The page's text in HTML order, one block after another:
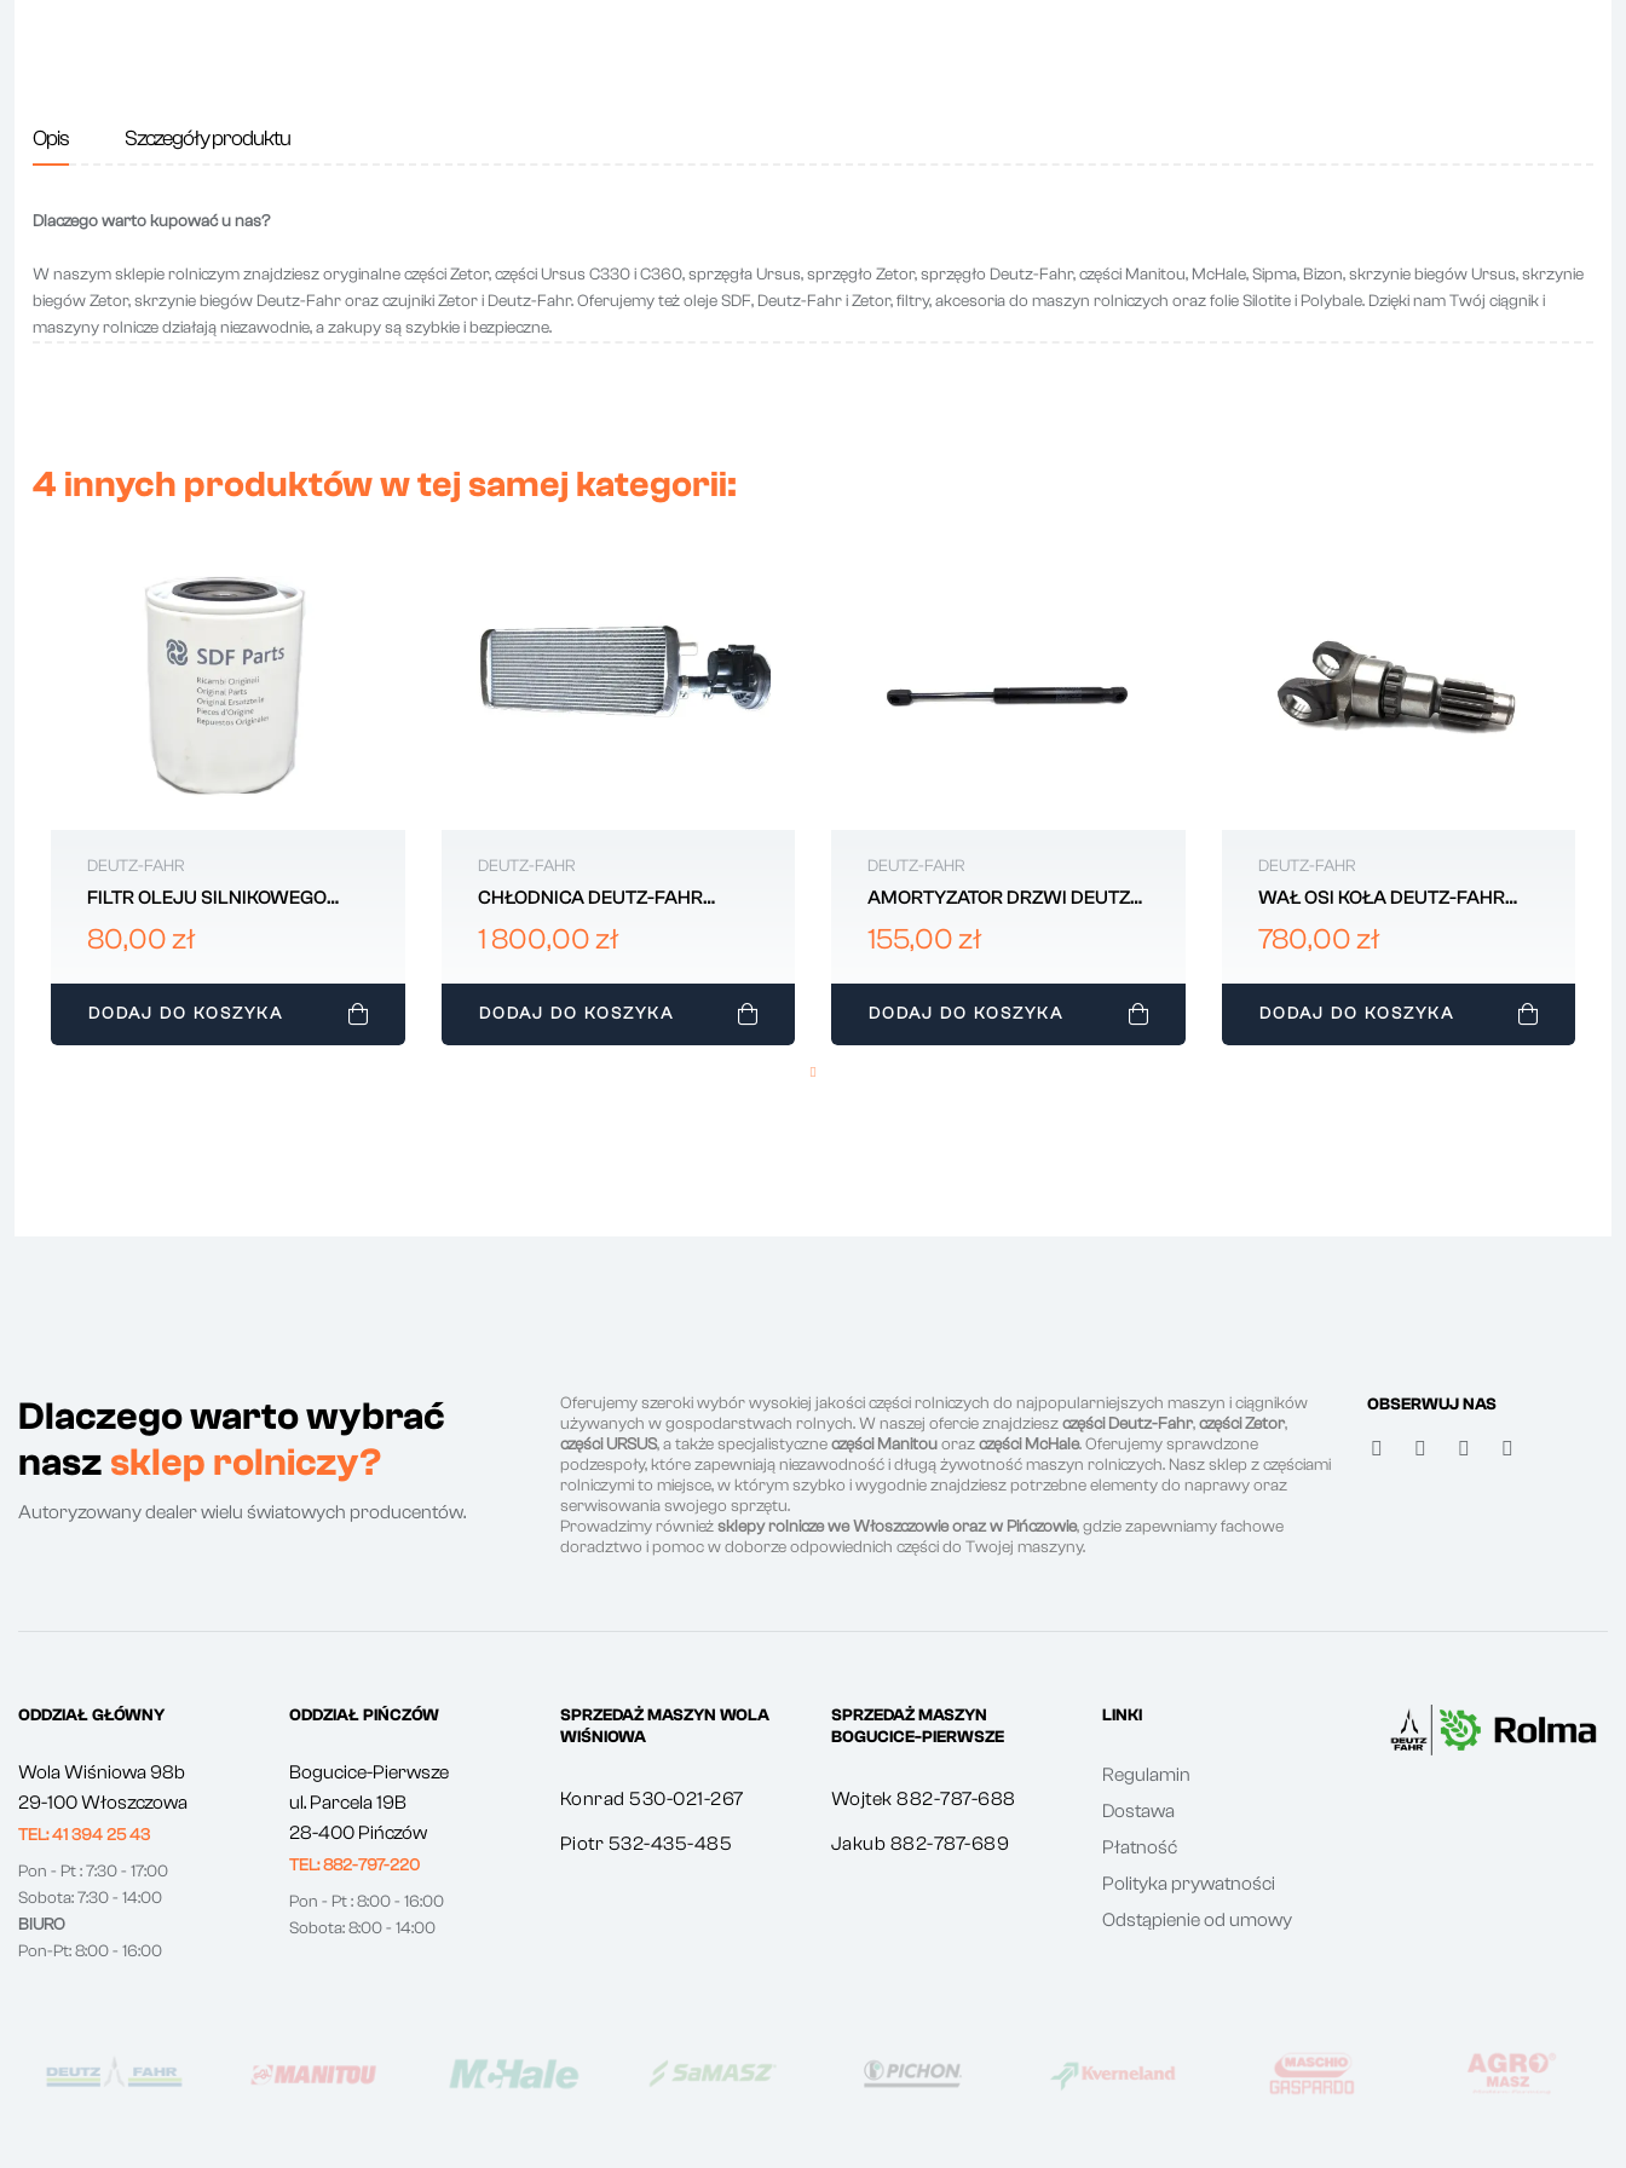
Opis Szczegóły produktu
Dlaczego warto kupować u nas?
W naszym sklepie rolniczym znajdziesz oryginalne części Zetor, części Ursus C330 i C360, sprzęgła Ursus, sprzęgło Zetor, sprzęgło Deutz-Fahr, części Manitou, McHale, Sipma, Bizon, skrzynie biegów Ursus, skrzynie
biegów Zetor, skrzynie biegów Deutz-Fahr oraz czujniki Zetor i Deutz-Fahr. Oferujemy też oleje SDF, Deutz-Fahr i Zetor, filtry, akcesoria do maszyn rolniczych oraz folie Silotite i Polybale. Dzięki nam Twój ciągnik i
maszyny rolnicze działają niezawodnie, a zakupy są szybkie i bezpieczne.
4 innych produktów w tej samej kategorii:
DEUTZ-FAHR
FILTR OLEJU SILNIKOWEGO
DEUTZ-FAHR 24419340010
80,00 zł
DODAJ DO KOSZYKA
DEUTZ-FAHR
CHŁODNICA DEUTZ-FAHR
090022355
1 800,00 zł
DODAJ DO KOSZYKA
DEUTZ-FAHR
AMORTYZATOR DRZWI DEUTZ-
FAHR 002388384
155,00 zł
DODAJ DO KOSZYKA
DEUTZ-FAHR
WAŁ OSI KOŁA DEUTZ-FAHR
0.900.2740.6
780,00 zł
DODAJ DO KOSZYKA
Dlaczego warto wybrać
nasz sklep rolniczy?
Autoryzowany dealer wielu światowych producentów.
Oferujemy szeroki wybór wysokiej jakości części rolniczych do najpopularniejszych maszyn i ciągników
używanych w gospodarstwach rolnych. W naszej ofercie znajdzieszczęści Deutz-Fahr,części Zetor,
części URSUS, a także specjalistyczneczęści Manitouorazczęści McHale. Oferujemy sprawdzone
podzespoły, które zapewniają niezawodność i długą żywotność maszyn rolniczych. Nasz sklep z częściami
rolniczymi to miejsce, w którym szybko i wygodnie znajdziesz potrzebne elementy do naprawy oraz
serwisowania swojego sprzętu.
Prowadzimy równieżsklepy rolnicze we Włoszczowie oraz w Pińczowie, gdzie zapewniamy fachowe
doradztwo i pomoc w doborze odpowiednich części do Twojej maszyny.
OBSERWUJ NAS
ODDZIAŁ GŁÓWNY
Wola Wiśniowa 98b
29-100 Włoszczowa
TEL: 41 394 25 43
Pon - Pt : 7:30 - 17:00
Sobota: 7:30 - 14:00
BIURO
Pon-Pt: 8:00 - 16:00
ODDZIAŁ PIŃCZÓW
Bogucice-Pierwsze
ul. Parcela 19B
28-400 Pińczów
TEL: 882-797-220
Pon - Pt : 8:00 - 16:00
Sobota: 8:00 - 14:00
SPRZEDAŻ MASZYN WOLA
WIŚNIOWA
Konrad 530-021-267
Piotr 532-435-485
SPRZEDAŻ MASZYN
BOGUCICE-PIERWSZE
Wojtek 882-787-688
Jakub 882-787-689
LINKI
Regulamin
Dostawa
Płatność
Polityka prywatności
Odstąpienie od umowy